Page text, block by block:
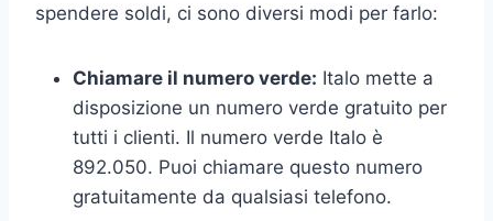
spendere soldi, ci sono diversi modi per farlo:
Chiamare il numero verde: Italo mette a
disposizione un numero verde gratuito per
tutti i clienti. Il numero verde Italo è
892.050. Puoi chiamare questo numero
gratuitamente da qualsiasi telefono.